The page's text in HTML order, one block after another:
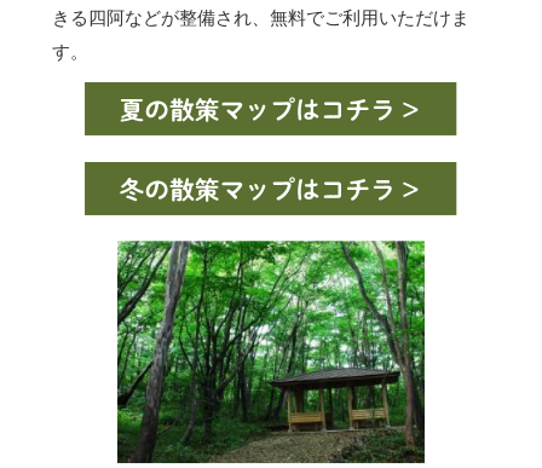
きる四阿などが整備され、無料でご利用いただけま
す。